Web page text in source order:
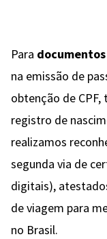
Para
na emissão de
obtenção de
registro de
realizamos
segunda via de
digitais),
de viagem para
no Brasil.